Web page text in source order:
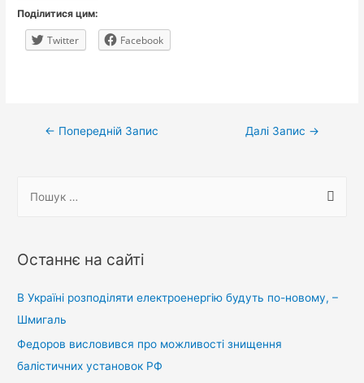
Поділитися цим:
Twitter Facebook
Навігація
← Попередній Запис Далі Запис →
у
:
Останнє на сайті
В Україні розподіляти електроенергію будуть по-новому, –
Шмигаль
Федоров висловився про можливості знищення
балістичних установок РФ